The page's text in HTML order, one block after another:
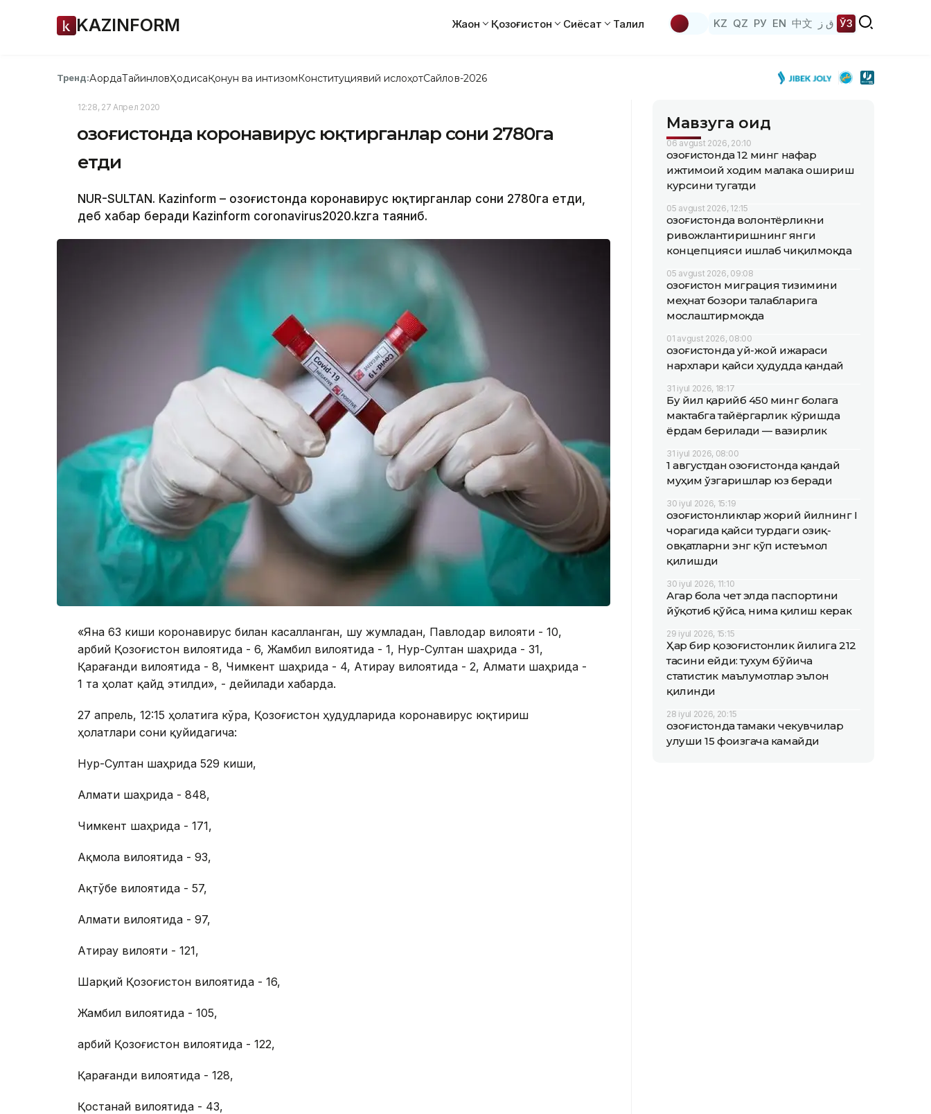
KAZINFORM Жаҳон Қозоғистон Сиёсат Таҳлил KZ QZ РУ EN 中文 ق ز ЎЗ
Тренд:АқордаТайинловҲодисаҚонун ва интизомКонституциявий ислоҳотСайлов-2026
12:28, 27 Апрел 2020
Қозоғистонда коронавирус юқтирганлар сони 2780га
етди
NUR-SULTAN. Kazinform – Қозоғистонда коронавирус юқтирганлар сони 2780га етди,
деб хабар беради Kazinform coronavirus2020.kzга таяниб.
«Яна 63 киши коронавирус билан касалланган, шу жумладан, Павлодар вилояти - 10,
Ғарбий Қозоғистон вилоятида - 6, Жамбил вилоятида - 1, Нур-Султан шаҳрида - 31,
Қарағанди вилоятида - 8, Чимкент шаҳрида - 4, Атирау вилоятида - 2, Алмати шаҳрида -
1 та ҳолат қайд этилди», - дейилади хабарда.
27 апрель, 12:15 ҳолатига кўра, Қозоғистон ҳудудларида коронавирус юқтириш
ҳолатлари сони қуйидагича:
Нур-Султан шаҳрида 529 киши,
Алмати шаҳрида - 848,
Чимкент шаҳрида - 171,
Ақмола вилоятида - 93,
Ақтўбе вилоятида - 57,
Алмати вилоятида - 97,
Атирау вилояти - 121,
Шарқий Қозоғистон вилоятида - 16,
Жамбил вилоятида - 105,
Ғарбий Қозоғистон вилоятида - 122,
Қарағанди вилоятида - 128,
Қостанай вилоятида - 43,
Мавзуга оид
06 avgust 2026, 20:10
Қозоғистонда 12 минг нафар
ижтимоий ходим малака ошириш
курсини тугатди
05 avgust 2026, 12:15
Қозоғистонда волонтёрликни
ривожлантиришнинг янги
концепцияси ишлаб чиқилмоқда
05 avgust 2026, 09:08
Қозоғистон миграция тизимини
меҳнат бозори талабларига
мослаштирмоқда
01 avgust 2026, 08:00
Қозоғистонда уй-жой ижараси
нархлари қайси ҳудудда қандай
31 iyul 2026, 18:17
Бу йил қарийб 450 минг болага
мактабга тайёргарлик кўришда
ёрдам берилади — вазирлик
31 iyul 2026, 08:00
1 августдан Қозоғистонда қандай
муҳим ўзгаришлар юз беради
30 iyul 2026, 15:19
Қозоғистонликлар жорий йилнинг I
чорагида қайси турдаги озиқ-
овқатларни энг кўп истеъмол
қилишди
30 iyul 2026, 11:10
Агар бола чет элда паспортини
йўқотиб қўйса, нима қилиш керак
29 iyul 2026, 15:15
Ҳар бир қозоғистонлик йилига 212
тасини ейди: тухум бўйича
статистик маълумотлар эълон
қилинди
28 iyul 2026, 20:15
Қозоғистонда тамаки чекувчилар
улуши 15 фоизгача камайди